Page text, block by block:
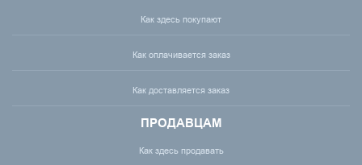
Как здесь покупают
Как оплачивается заказ
Как доставляется заказ
ПРОДАВЦАМ
Как здесь продавать